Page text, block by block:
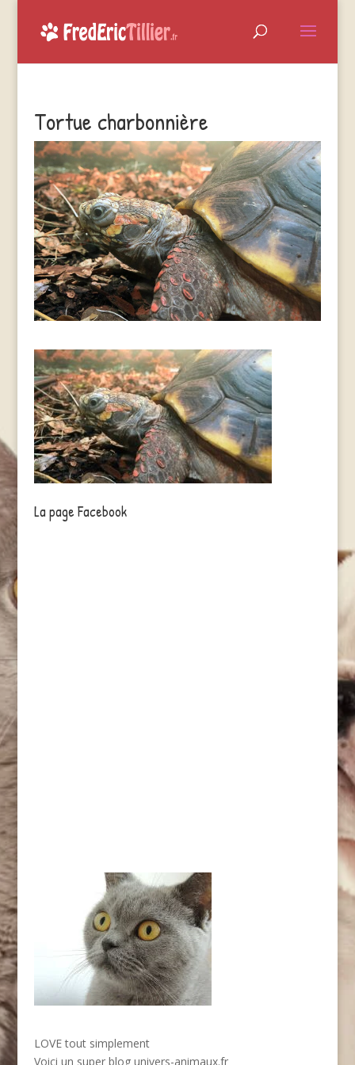
Tortue charbonnière
La page Facebook
LOVE tout simplement
Voici un super blog univers-animaux.fr